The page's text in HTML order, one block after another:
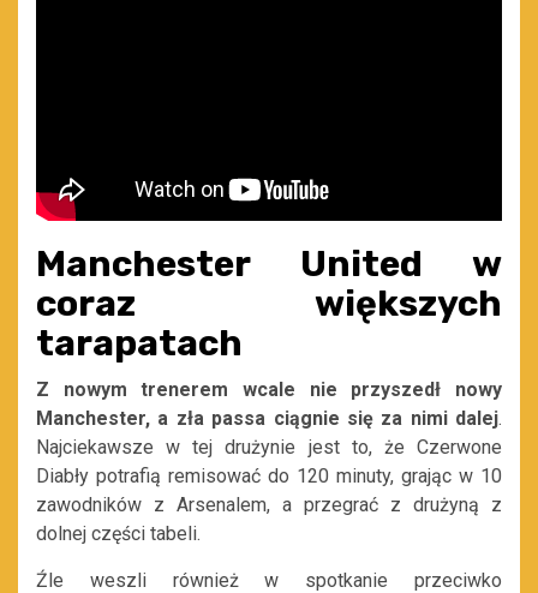
Manchester United w
coraz większych
tarapatach
Z nowym trenerem wcale nie przyszedł nowy
Manchester, a zła passa ciągnie się za nimi dalej.
Najciekawsze w tej drużynie jest to, że Czerwone
Diabły potrafią remisować do 120 minuty, grając w 10
zawodników z Arsenalem, a przegrać z drużyną z
dolnej części tabeli.
Źle weszli również w spotkanie przeciwko